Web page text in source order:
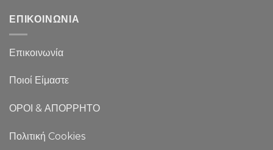
ΕΠΙΚΟΙΝΩΝΙΑ
Επικοινωνία
Ποιοί Είμαστε
ΟΡΟΙ & ΑΠΟΡΡΗΤΟ
Πολιτική Cookies